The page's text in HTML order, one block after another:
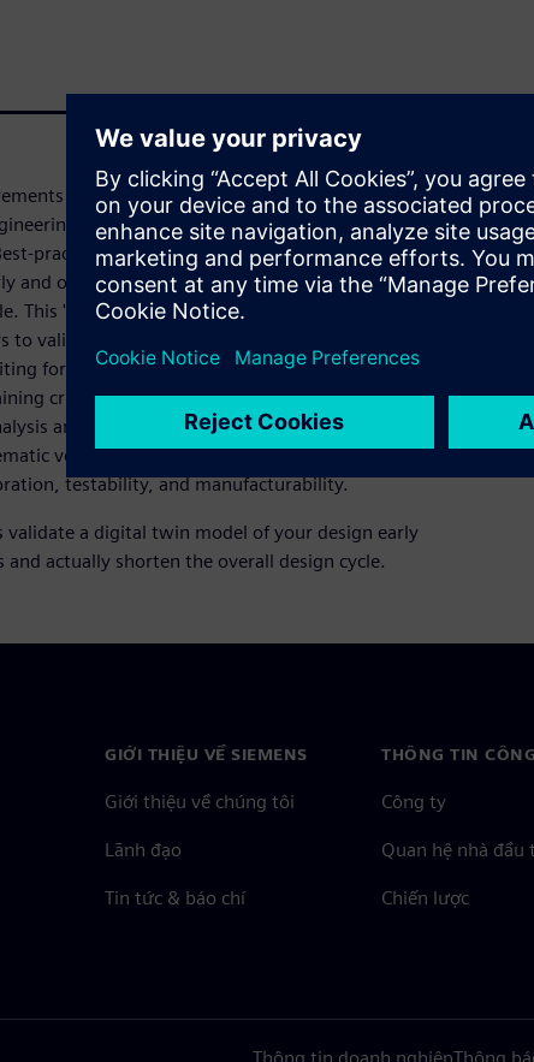
coupled with a pressure to improve
teams to consider alternatives to their
practice design processes validate a digital
and often to minimize re-spins and actually
This 'left shift' approach enables design
to validate within their native environment,
for specialist reviews, and freeing the
critical issues. This session will look at new,
and verification deployed throughout the
verification, signal & power integrity,
testability, and manufacturability.
validate a digital twin model of your design early
actually shorten the overall design cycle.
GIỚI THIỆU VỀ SIEMENS
Giới thiệu về chúng tôi
Lãnh đạo
Tin tức & báo chí
THÔNG TIN
Công ty
Quan hệ nhà đầu
Chiến lược